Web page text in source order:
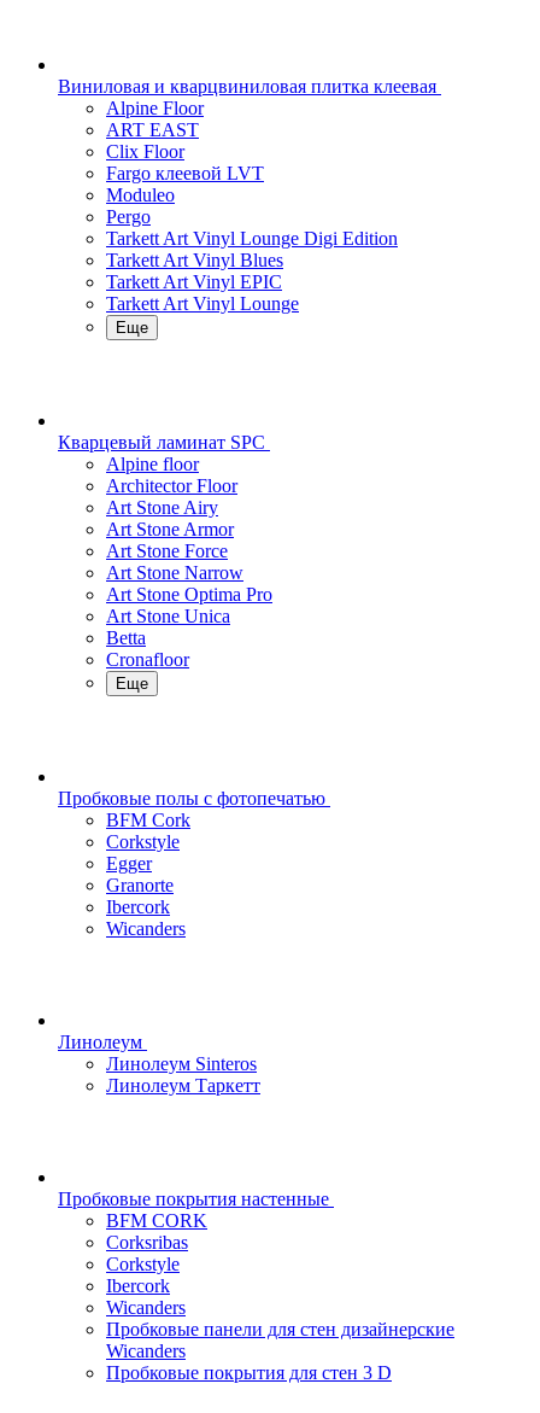
Виниловая и кварцвиниловая плитка клеевая
Alpine Floor
ART EAST
Clix Floor
Fargo клеевой LVT
Moduleo
Pergo
Tarkett Art Vinyl Lounge Digi Edition
Tarkett Art Vinyl Blues
Tarkett Art Vinyl EPIC
Tarkett Art Vinyl Lounge
Еще
Кварцевый ламинат SPC
Alpine floor
Architector Floor
Art Stone Airy
Art Stone Armor
Art Stone Force
Art Stone Narrow
Art Stone Optima Pro
Art Stone Unica
Betta
Cronafloor
Еще
Пробковые полы с фотопечатью
BFM Cork
Corkstyle
Egger
Granorte
Ibercork
Wicanders
Линолеум
Линолеум Sinteros
Линолеум Таркетт
Пробковые покрытия настенные
BFM CORK
Corksribas
Corkstyle
Ibercork
Wicanders
Пробковые панели для стен дизайнерские
Wicanders
Пробковые покрытия для стен 3 D